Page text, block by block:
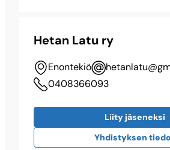
Hetan Latu ry
Enontekiö
0408366093
Liity jäseneksi
Yhdistyksen